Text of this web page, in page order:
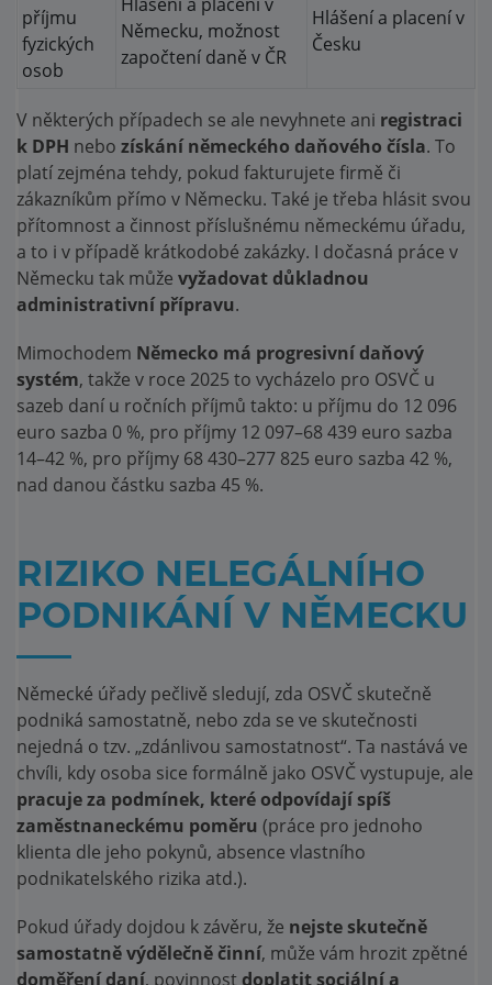
příjmu
fyzických
osob
Německu, možnost
započtení daně v ČR
Hlášení a placení v
Česku
V některých případech se ale nevyhnete ani registraci
k DPH nebo získání německého daňového čísla. To
platí zejména tehdy, pokud fakturujete firmě či
zákazníkům přímo v Německu. Také je třeba hlásit svou
přítomnost a činnost příslušnému německému úřadu,
a to i v případě krátkodobé zakázky. I dočasná práce v
Německu tak může vyžadovat důkladnou
administrativní přípravu.
Mimochodem Německo má progresivní daňový
systém, takže v roce 2025 to vycházelo pro OSVČ u
sazeb daní u ročních příjmů takto: u příjmu do 12 096
euro sazba 0 %, pro příjmy 12 097–68 439 euro sazba
14–42 %, pro příjmy 68 430–277 825 euro sazba 42 %,
nad danou částku sazba 45 %.
RIZIKO NELEGÁLNÍHO
PODNIKÁNÍ V NĚMECKU
Německé úřady pečlivě sledují, zda OSVČ skutečně
podniká samostatně, nebo zda se ve skutečnosti
nejedná o tzv. „zdánlivou samostatnost“. Ta nastává ve
chvíli, kdy osoba sice formálně jako OSVČ vystupuje, ale
pracuje za podmínek, které odpovídají spíš
zaměstnaneckému poměru (práce pro jednoho
klienta dle jeho pokynů, absence vlastního
podnikatelského rizika atd.).
Pokud úřady dojdou k závěru, že nejste skutečně
samostatně výdělečně činní, může vám hrozit zpětné
doměření daní, povinnost doplatit sociální a